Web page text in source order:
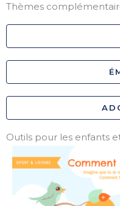
Thèmes
Outils pour les enfants